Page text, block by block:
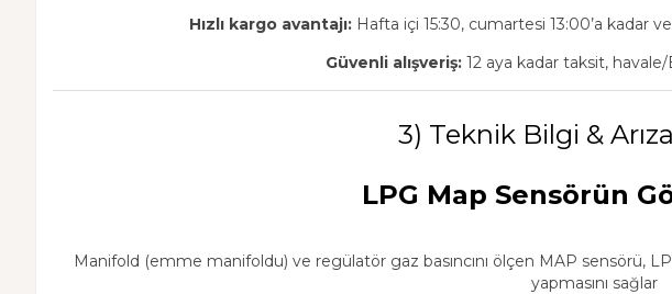
Hızlı kargo avantajı: Hafta içi 15:30, cumartesi 13:00’a kadar
Güvenli alışveriş:12 aya kadar taksit, havale/
3) Teknik Bilgi &
LPG Map Sensörün
Manifold (emme manifoldu) ve regülatör gaz basıncını ölçen MAP sensörü,
yapmasını sağlar